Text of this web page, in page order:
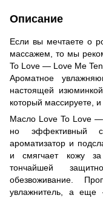
Описание
Если вы мечтаете о
массажем, то мы
To Love — Love Me
Ароматное
настоящей
который массируете,
Масло Love To Love —
но эффективный
ароматизатор и
и смягчает кожу за
тончайшей
обезвоживание.
увлажнитель, а еще